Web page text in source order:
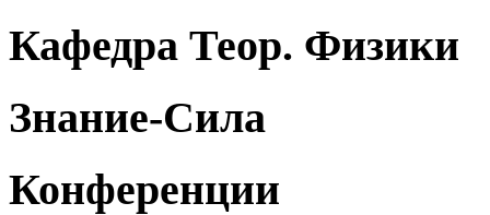
Кафедра Теор. Физики
Знание-Сила
Конференции